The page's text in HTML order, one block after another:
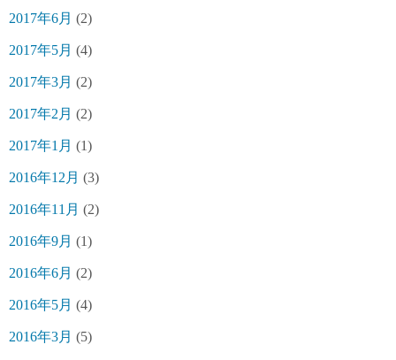
2017年6月 (2)
2017年5月 (4)
2017年3月 (2)
2017年2月 (2)
2017年1月 (1)
2016年12月 (3)
2016年11月 (2)
2016年9月 (1)
2016年6月 (2)
2016年5月 (4)
2016年3月 (5)